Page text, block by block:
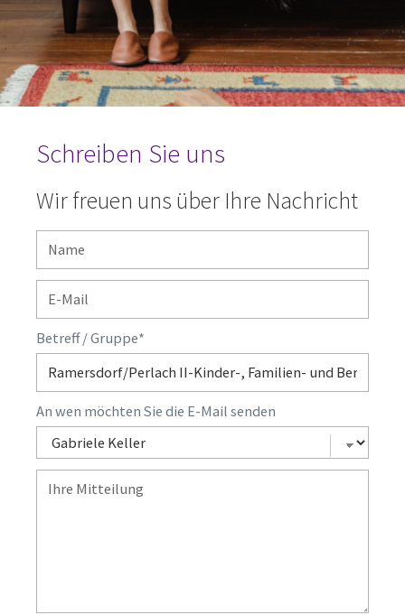
Schreiben Sie uns
Wir freuen uns über Ihre Nachricht
Betreff / Gruppe*
An wen möchten Sie die E-Mail senden